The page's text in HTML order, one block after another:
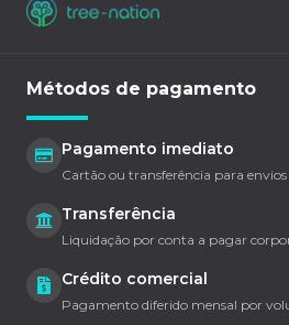
Métodos de pagamento
Pagamento imediato
Cartão ou transferência para
Transferência
Liquidação por conta a pagar
Crédito comercial
Pagamento diferido mensal por